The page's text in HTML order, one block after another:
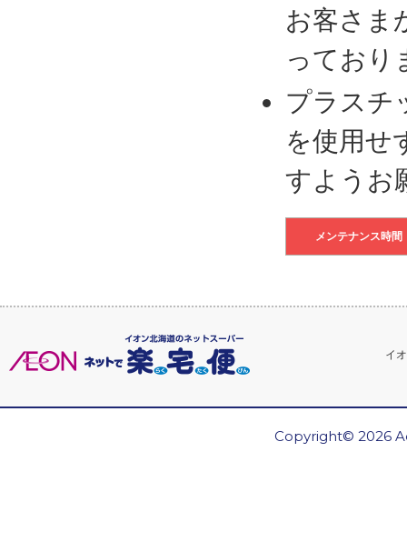
お客さま
っており
プラスチ
を使用せ
すようお
メンテナンス時間
イ
Copyright© 2026